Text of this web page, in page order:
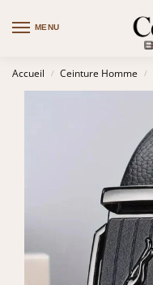
MENU
Accueil / Ceinture Homme /